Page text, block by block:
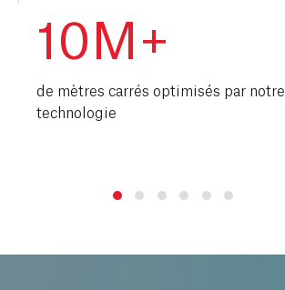
10M+
de mètres carrés optimisés par notre
technologie